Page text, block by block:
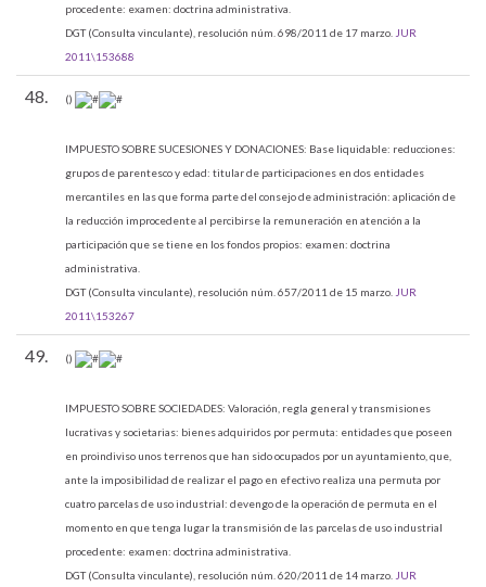
procedente: examen: doctrina administrativa.
DGT (Consulta vinculante), resolución núm. 698/2011 de 17 marzo. JUR
2011\153688
48. ()
IMPUESTO SOBRE SUCESIONES Y DONACIONES: Base liquidable: reducciones:
grupos de parentesco y edad: titular de participaciones en dos entidades
mercantiles en las que forma parte del consejo de administración: aplicación de
la reducción improcedente al percibirse la remuneración en atención a la
participación que se tiene en los fondos propios: examen: doctrina
administrativa.
DGT (Consulta vinculante), resolución núm. 657/2011 de 15 marzo. JUR
2011\153267
49. ()
IMPUESTO SOBRE SOCIEDADES: Valoración, regla general y transmisiones
lucrativas y societarias: bienes adquiridos por permuta: entidades que poseen
en proindiviso unos terrenos que han sido ocupados por un ayuntamiento, que,
ante la imposibilidad de realizar el pago en efectivo realiza una permuta por
cuatro parcelas de uso industrial: devengo de la operación de permuta en el
momento en que tenga lugar la transmisión de las parcelas de uso industrial
procedente: examen: doctrina administrativa.
DGT (Consulta vinculante), resolución núm. 620/2011 de 14 marzo. JUR